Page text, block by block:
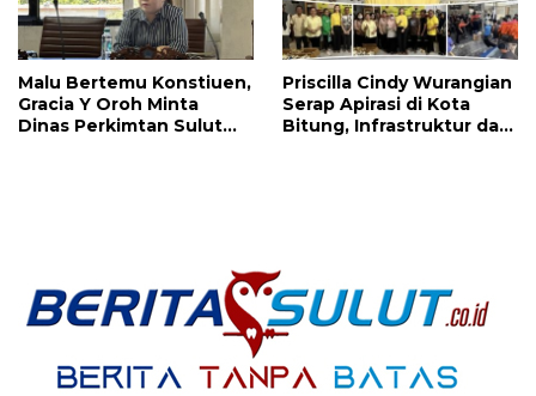
Malu Bertemu Konstiuen,
Gracia Y Oroh Minta
Dinas Perkimtan Sulut
Priscilla Cindy Wurangian
Serap Apirasi di Kota
Bitung, Infrastruktur dan